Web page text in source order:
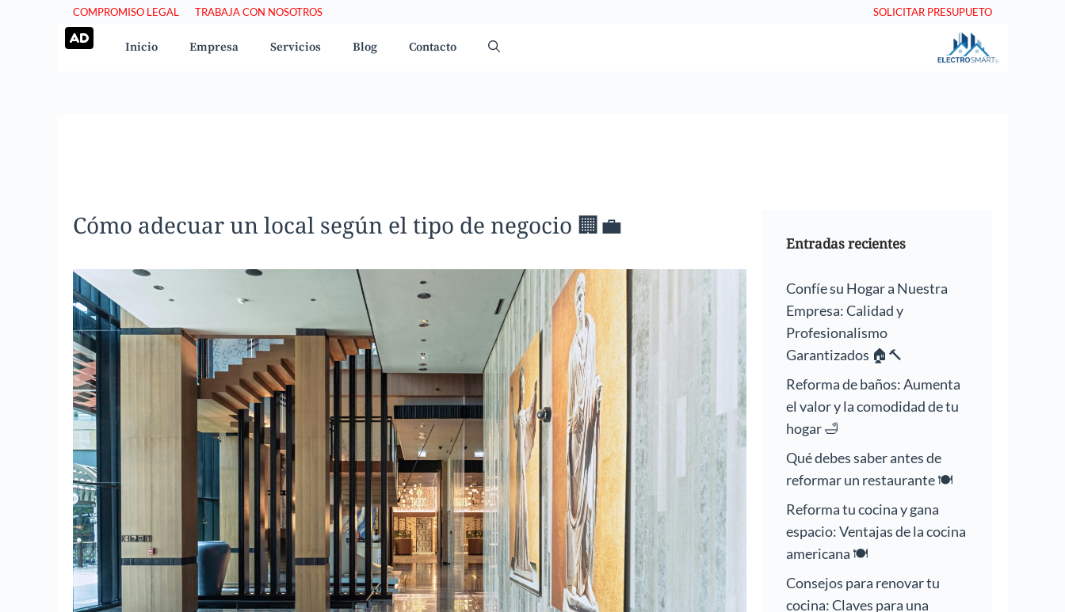
SOLICITAR PRESUPUETO
COMPROMISO LEGAL TRABAJA CON NOSOTROS
Inicio Empresa Servicios Blog Contacto
Cómo adecuar un local según el tipo de negocio 🏢💼
Entradas recientes
Confíe su Hogar a Nuestra
Empresa: Calidad y
Profesionalismo
Garantizados 🏠🔨
Reforma de baños: Aumenta
el valor y la comodidad de tu
hogar 🛁
Qué debes saber antes de
reformar un restaurante 🍽️
Reforma tu cocina y gana
espacio: Ventajas de la cocina
americana 🍽️
Consejos para renovar tu
cocina: Claves para una